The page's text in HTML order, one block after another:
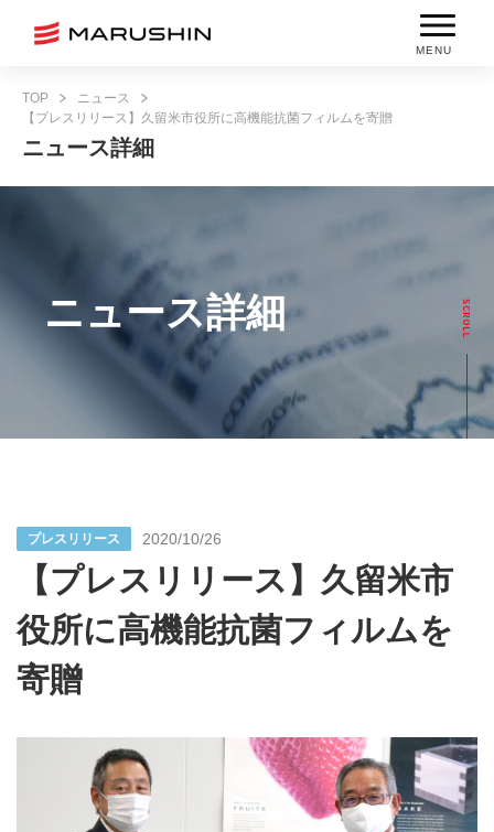
MENU
TOP
ニュース
【プレスリリース】久留米市役所に高機能抗菌フィルムを寄贈
ニュース詳細
ニュース詳細
プレスリリース 2020/10/26
【プレスリリース】久留米市
役所に高機能抗菌フィルムを
寄贈